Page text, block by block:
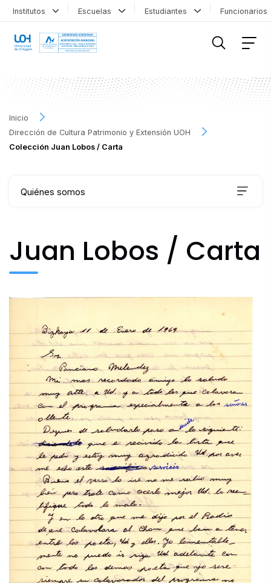
Institutos Escuelas Estudiantes
Inicio
Dirección de Cultura Patrimonio y Extensión UOH
Colección Juan Lobos / Carta
Quiénes somos
Historial
Contacto
Juan Lobos / Carta